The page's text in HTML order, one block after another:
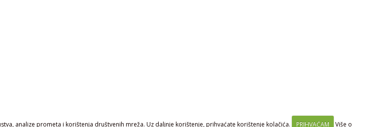
analize prometa i korištenja društvenih mreža. Uz daljnje korištenje, prihvaćate korištenje kolačića. PRIHVAĆAM Više o